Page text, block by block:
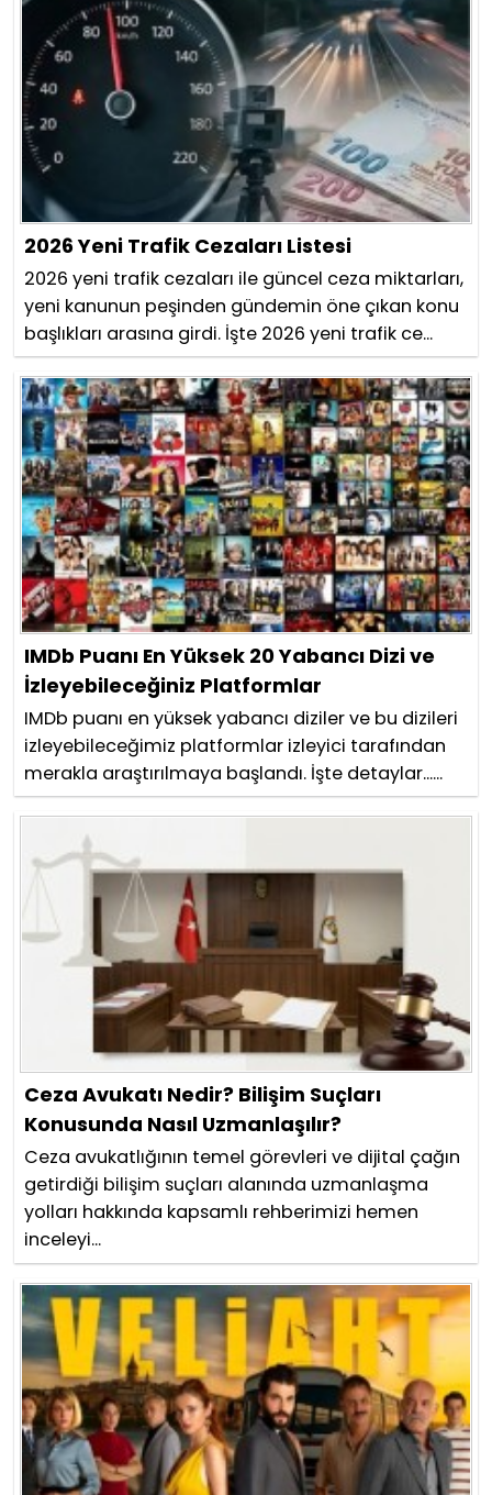
2026 Yeni Trafik Cezaları Listesi
2026 yeni trafik cezaları ile güncel ceza miktarları,
yeni kanunun peşinden gündemin öne çıkan konu
başlıkları arasına girdi. İşte 2026 yeni trafik ce...
IMDb Puanı En Yüksek 20 Yabancı Dizi ve
İzleyebileceğiniz Platformlar
IMDb puanı en yüksek yabancı diziler ve bu dizileri
izleyebileceğimiz platformlar izleyici tarafından
merakla araştırılmaya başlandı. İşte detaylar......
Ceza Avukatı Nedir? Bilişim Suçları
Konusunda Nasıl Uzmanlaşılır?
Ceza avukatlığının temel görevleri ve dijital çağın
getirdiği bilişim suçları alanında uzmanlaşma
yolları hakkında kapsamlı rehberimizi hemen
inceleyi...